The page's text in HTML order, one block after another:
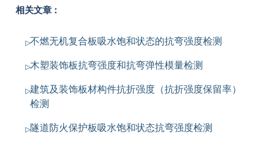
相关文章：
不燃无机复合板吸水饱和状态的抗弯强度检测
木塑装饰板抗弯强度和抗弯弹性模量检测
建筑及装饰板材构件抗折强度（抗折强度保留率）
检测
隧道防火保护板吸水饱和状态抗弯强度检测